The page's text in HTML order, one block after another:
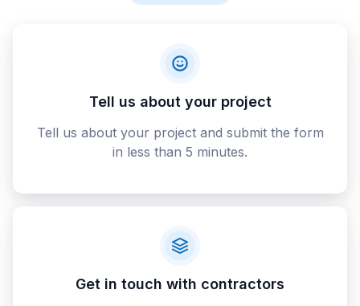
Tell us about your project
Tell us about your project and submit the form
in less than 5 minutes.
Get in touch with contractors